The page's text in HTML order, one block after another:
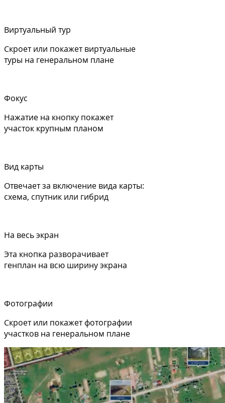
Виртуальный тур
Скроет или покажет виртуальные
туры на генеральном плане
Фокус
Нажатие на кнопку покажет
участок крупным планом
Вид карты
Отвечает за включение вида карты:
схема, спутник или гибрид
На весь экран
Эта кнопка разворачивает
генплан на всю ширину экрана
Фотографии
Скроет или покажет фотографии
участков на генеральном плане